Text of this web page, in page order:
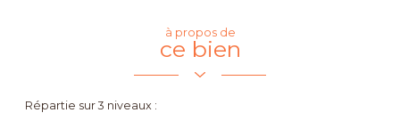
à propos de
ce bien
Répartie sur 3 niveaux :